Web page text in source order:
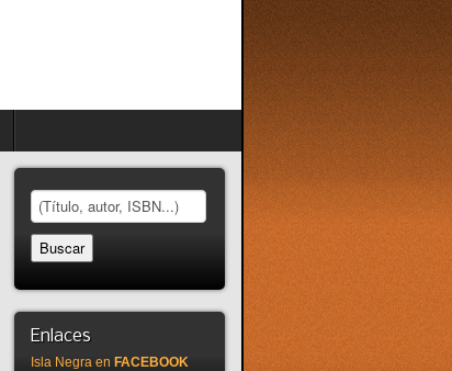
Enlaces
Isla Negra en FACEBOOK